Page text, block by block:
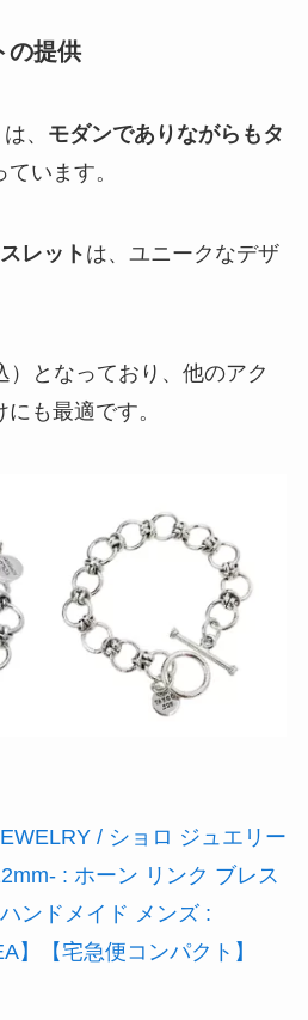
の提供
、 モダンでありながらもタ
います。
レット は、ユニークなデザ
）となっており、他のアク
も最適です。
/ ショロ ジュエリー
: ホーン リンク ブレス
ンドメイド メンズ :
】【宅急便コンパクト】